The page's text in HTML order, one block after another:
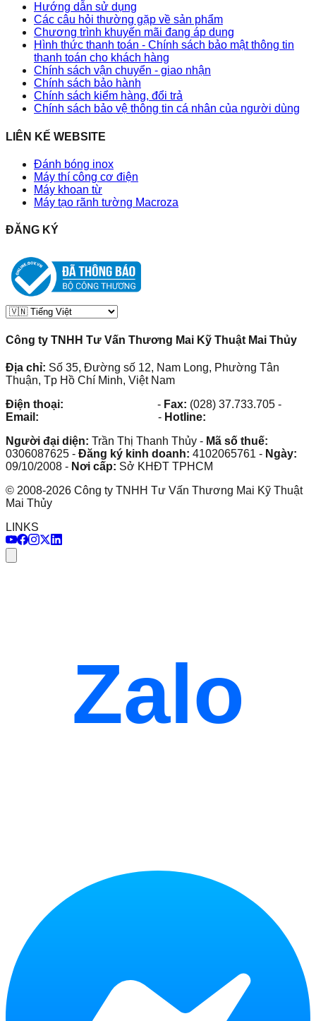
Hướng dẫn sử dụng
Các câu hỏi thường gặp về sản phẩm
Chương trình khuyến mãi đang áp dụng
Hình thức thanh toán - Chính sách bảo mật thông tin
thanh toán cho khách hàng
Chính sách vận chuyển - giao nhận
Chính sách bảo hành
Chính sách kiểm hàng, đổi trả
Chính sách bảo vệ thông tin cá nhân của người dùng
LIÊN KẾ WEBSITE
Đánh bóng inox
Máy thí công cơ điện
Máy khoan từ
Máy tạo rãnh tường Macroza
ĐĂNG KÝ
Công ty TNHH Tư Vấn Thương Mai Kỹ Thuật Mai Thủy
Địa chỉ: Số 35, Đường số 12, Nam Long, Phường Tân
Thuận, Tp Hồ Chí Minh, Việt Nam
Điện thoại:
- Fax: (028) 37.733.705 -
Email:
- Hotline:
Người đại diện: Trần Thị Thanh Thủy - Mã số thuế:
0306087625 - Đăng ký kinh doanh: 4102065761 - Ngày:
09/10/2008 - Nơi cấp: Sở KHĐT TPHCM
© 2008-2026 Công ty TNHH Tư Vấn Thương Mai Kỹ Thuật
Mai Thủy
LINKS
Zalo